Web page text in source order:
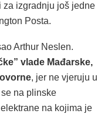
za izgradnju još jedne
Posta.
Arthur Neslen.
vlade Mađarske,
, jer ne vjeruju u
na plinske
na kojima je